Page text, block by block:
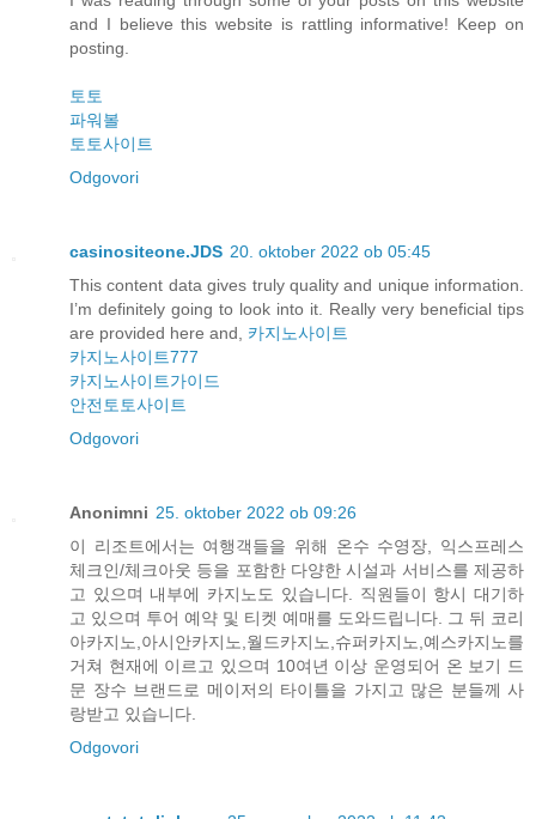
and I believe this website is rattling informative! Keep on
posting.
토토
파워볼
토토사이트
Odgovori
casinositeone.JDS 20. oktober 2022 ob 05:45
This content data gives truly quality and unique information.
I’m definitely going to look into it. Really very beneficial tips
are provided here and, 카지노사이트
카지노사이트777
카지노사이트가이드
안전토토사이트
Odgovori
Anonimni 25. oktober 2022 ob 09:26
이 리조트에서는 여행객들을 위해 온수 수영장, 익스프레스
체크인/체크아웃 등을 포함한 다양한 시설과 서비스를 제공하
고 있으며 내부에 카지노도 있습니다. 직원들이 항시 대기하
고 있으며 투어 예약 및 티켓 예매를 도와드립니다. 그 뒤 코리
아카지노,아시안카지노,월드카지노,슈퍼카지노,예스카지노를
거쳐 현재에 이르고 있으며 10여년 이상 운영되어 온 보기 드
문 장수 브랜드로 메이저의 타이틀을 가지고 많은 분들께 사
랑받고 있습니다.
Odgovori